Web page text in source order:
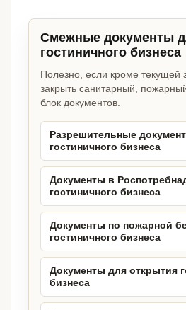
Смежные документы
гостиничного бизнеса
Полезно, если кроме текущей
закрыть санитарный,
блок документов.
Разрешительные
гостиничного бизнеса
Документы в
гостиничного бизнеса
Документы по пожарной
гостиничного бизнеса
Документы для открытия
бизнеса